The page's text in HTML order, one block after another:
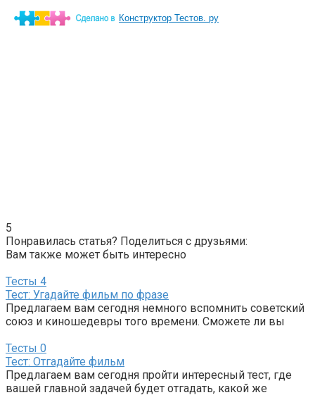
Конструктор Тестов. ру
5
Понравилась статья? Поделиться с друзьями:
Вам также может быть интересно
Тесты 4
Тест: Угадайте фильм по фразе
Предлагаем вам сегодня немного вспомнить советский
союз и киношедевры того времени. Сможете ли вы
Тесты 0
Тест: Отгадайте фильм
Предлагаем вам сегодня пройти интересный тест, где
вашей главной задачей будет отгадать, какой же